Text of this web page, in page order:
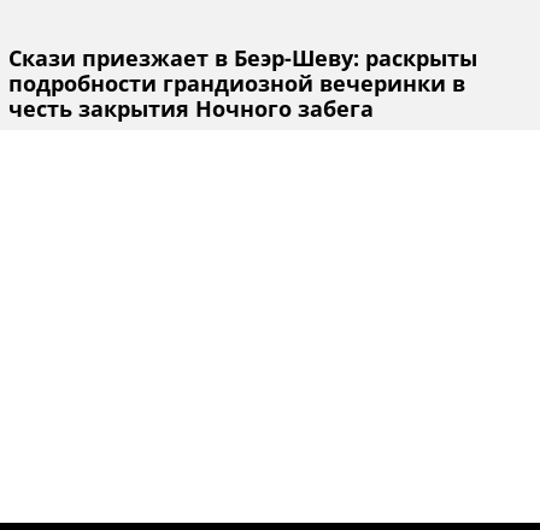
Скази приезжает в Беэр-Шеву: раскрыты
подробности грандиозной вечеринки в
честь закрытия Ночного забега